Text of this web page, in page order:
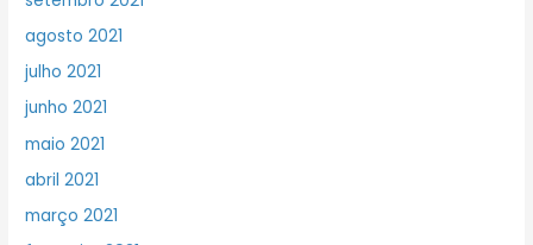
agosto 2021
julho 2021
junho 2021
maio 2021
abril 2021
março 2021